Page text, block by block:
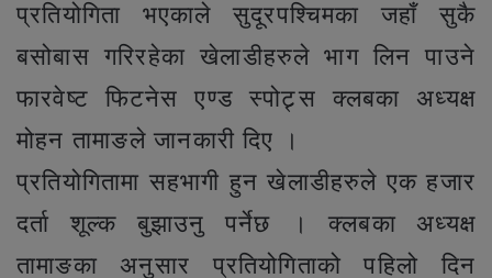
प्रतियोगिता भएकाले सुदूरपश्चिमका जहाँ सुकै
बसोबास गरिरहेका खेलाडीहरुले भाग लिन पाउने
फारवेष्ट फिटनेस एण्ड स्पोट्र्स क्लबका अध्यक्ष
मोहन तामाङले जानकारी दिए ।
प्रतियोगितामा सहभागी हुन खेलाडीहरुले एक हजार
दर्ता शूल्क बुझाउनु पर्नेछ । क्लबका अध्यक्ष
तामाङका अनुसार प्रतियोगिताको पहिलो दिन